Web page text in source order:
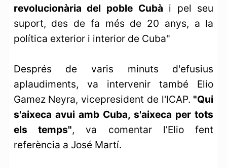
revolucionària del poble Cubà i pel seu
suport, des de fa més de 20 anys, a la
política exterior i interior de Cuba"
Després de varis minuts d'efusius
aplaudiments, va intervenir també Elio
Gamez Neyra, vicepresident de l'ICAP. "Qui
s'aixeca avui amb Cuba, s'aixeca per tots
els temps", va comentar l’Elio fent
referència a José Martí.